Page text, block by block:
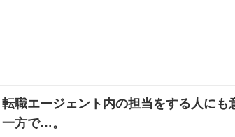
転職エージェント内の担当をする人に
一方で…。